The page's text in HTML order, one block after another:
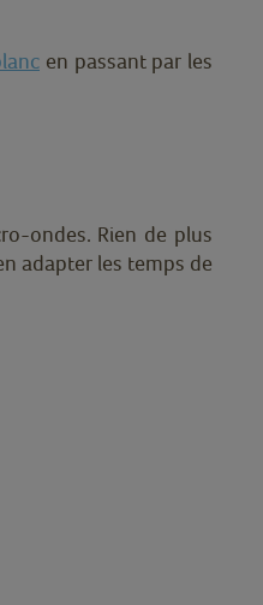
en passant par les
ondes. Rien de plus
adapter les temps de